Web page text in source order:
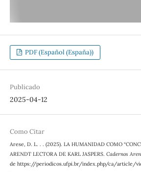
PDF (Español (España))
Publicado
2025-04-12
Como Citar
Arese, D. L. . . (2025). LA HUMANIDAD COMO
ARENDT LECTORA DE KARL JASPERS. Cadernos
de https://periodicos.ufpi.br/index.php/ca/article/